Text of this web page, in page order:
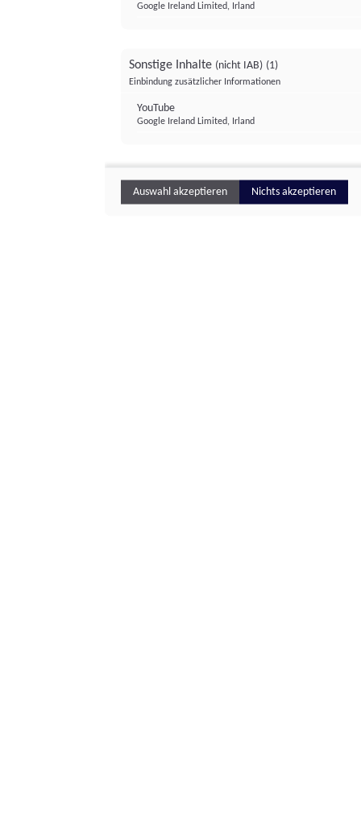
Google Ireland Limited, Irland
Sonstige Inhalte (nicht IAB) (1)
Einbindung zusätzlicher Informationen
YouTube
Google Ireland Limited, Irland
Auswahl akzeptieren Nichts akzeptieren